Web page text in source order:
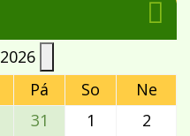
2026
Pá So
Ne
31 1
2